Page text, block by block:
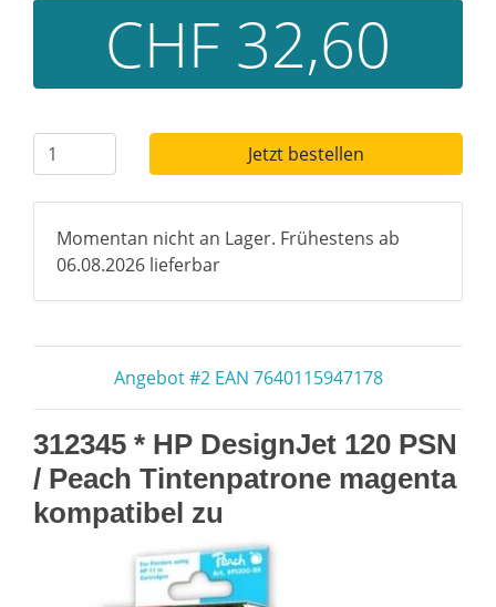
CHF 32,60
Jetzt bestellen
Momentan nicht an Lager. Frühestens ab
06.08.2026 lieferbar
Angebot #2 EAN 7640115947178
312345 * HP DesignJet 120 PSN
/ Peach Tintenpatrone magenta
kompatibel zu